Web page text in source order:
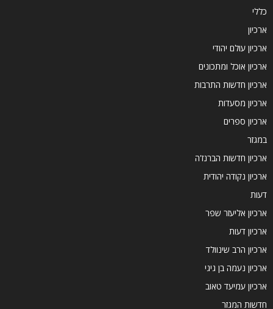
כללי
ארכיון
ארכיון עולם יהודי
ארכיון אוכל ומתכונים
ארכיון חדשות התרבות
ארכיון מסעדות
ארכיון ספרים
במגזר
ארכיון חדשות הברנז'ה
ארכיון נקודה יהודית
דעות
ארכיון אליעזר שפר
ארכיון דעות
ארכיון הרב שינוולד
ארכיון נעמה בן גיגי
ארכיון עמיעד טאוב
חדשות המגזר